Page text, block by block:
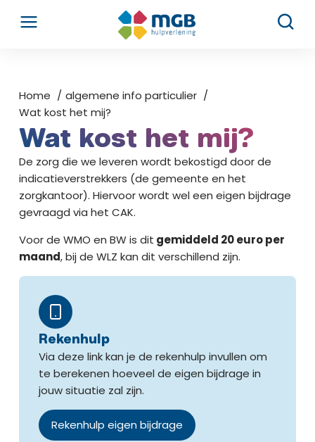
Home
algemene info particulier
Wat kost het mij?
Wat kost het mij?
De zorg die we leveren wordt bekostigd door de
indicatieverstrekkers (de gemeente en het
zorgkantoor). Hiervoor wordt wel een eigen bijdrage
gevraagd via het CAK.
Voor de WMO en BW is dit gemiddeld 20 euro per
maand, bij de WLZ kan dit verschillend zijn.
Rekenhulp
Via deze link kan je de rekenhulp invullen om
te berekenen hoeveel de eigen bijdrage in
jouw situatie zal zijn.
Rekenhulp eigen bijdrage